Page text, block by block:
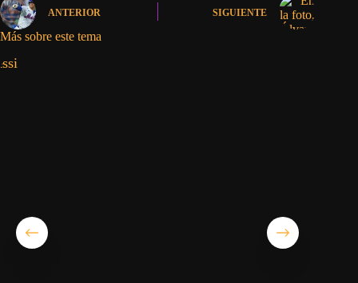
ANTERIOR SIGUIENTE
Más sobre este tema